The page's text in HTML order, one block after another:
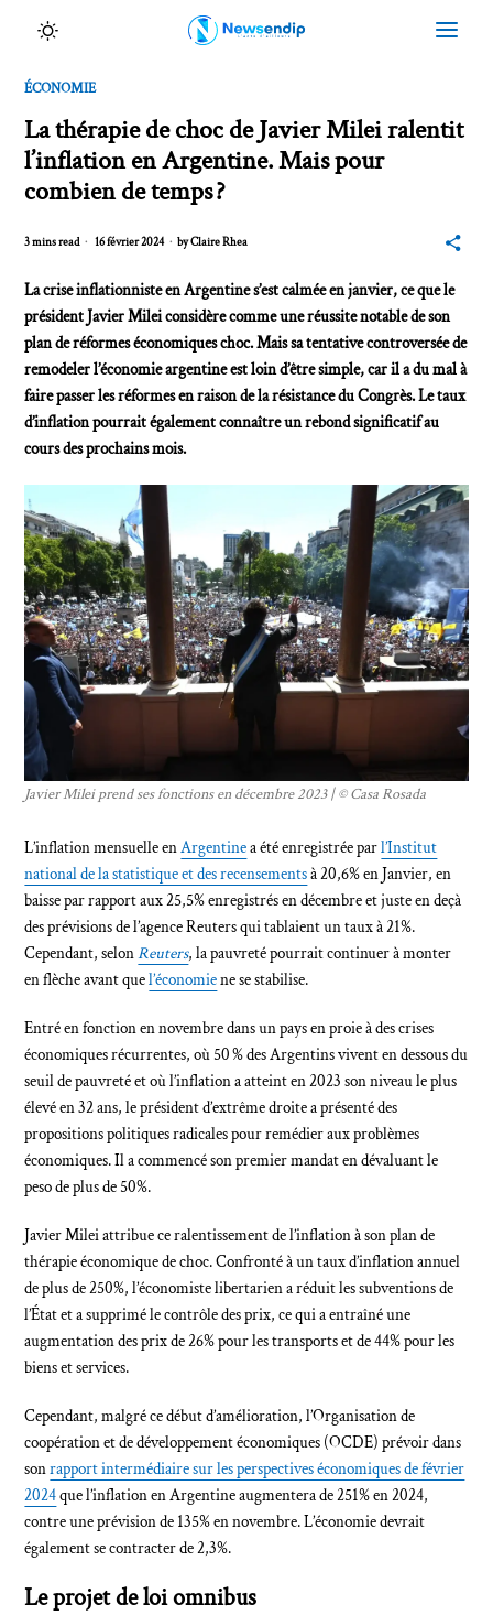
ÉCONOMIE
La thérapie de choc de Javier Milei ralentit
l’inflation en Argentine. Mais pour
combien de temps ?
3 mins read 16 février 2024 byClaire Rhea
La crise inflationniste en Argentine s’est calmée en janvier, ce que le
président Javier Milei considère comme une réussite notable de son
plan de réformes économiques choc. Mais sa tentative controversée de
remodeler l’économie argentine est loin d’être simple, car il a du mal à
faire passer les réformes en raison de la résistance du Congrès. Le taux
d’inflation pourrait également connaître un rebond significatif au
cours des prochains mois.
Javier Milei prend ses fonctions en décembre 2023 | © Casa Rosada
L’inflation mensuelle enArgentinea été enregistrée parl’Institut
national de la statistique et des recensementsà 20,6% en Janvier, en
baisse par rapport aux 25,5% enregistrés en décembre et juste en deçà
des prévisions de l’agence Reuters qui tablaient un taux à 21%.
Cependant, selonReuters, la pauvreté pourrait continuer à monter
en flèche avant quel’économiene se stabilise.
Entré en fonction en novembre dans un pays en proie à des crises
économiques récurrentes, où 50 % des Argentins vivent en dessous du
seuil de pauvreté et où l’inflation a atteint en 2023 son niveau le plus
élevé en 32 ans, le président d’extrême droite a présenté des
propositions politiques radicales pour remédier aux problèmes
économiques. Il a commencé son premier mandat en dévaluant le
peso de plus de 50%.
Javier Milei attribue ce ralentissement de l’inflation à son plan de
thérapie économique de choc. Confronté à un taux d’inflation annuel
de plus de 250%, l’économiste libertarien a réduit les subventions de
l’État et a supprimé le contrôle des prix, ce qui a entraîné une
augmentation des prix de 26% pour les transports et de 44% pour les
biens et services.
Cependant, malgré ce début d’amélioration, l’Organisation de
coopération et de développement économiques (OCDE) prévoir dans
sonrapport intermédiaire sur les perspectives économiques de février
2024que l’inflation en Argentine augmentera de 251% en 2024,
contre une prévision de 135% en novembre. L’économie devrait
également se contracter de 2,3%.
Le projet de loi omnibus